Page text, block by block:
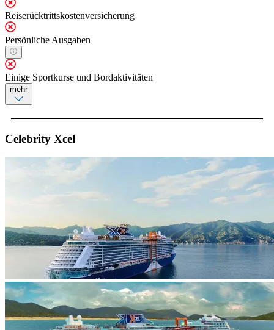
Reiserücktrittskostenversicherung
Persönliche Ausgaben
Einige Sportkurse und Bordaktivitäten
mehr
Celebrity Xcel